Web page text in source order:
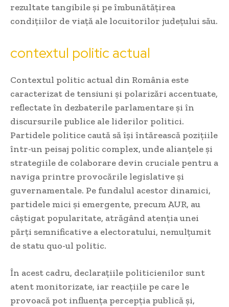
rezultate tangibile și pe îmbunătățirea
condițiilor de viață ale locuitorilor județului său.
contextul politic actual
Contextul politic actual din România este
caracterizat de tensiuni și polarizări accentuate,
reflectate în dezbaterile parlamentare și în
discursurile publice ale liderilor politici.
Partidele politice caută să își întărească pozițiile
într-un peisaj politic complex, unde alianțele și
strategiile de colaborare devin cruciale pentru a
naviga printre provocările legislative și
guvernamentale. Pe fundalul acestor dinamici,
partidele mici și emergente, precum AUR, au
câștigat popularitate, atrăgând atenția unei
părți semnificative a electoratului, nemulțumit
de statu quo-ul politic.
În acest cadru, declarațiile politicienilor sunt
atent monitorizate, iar reacțiile pe care le
provoacă pot influența percepția publică și,